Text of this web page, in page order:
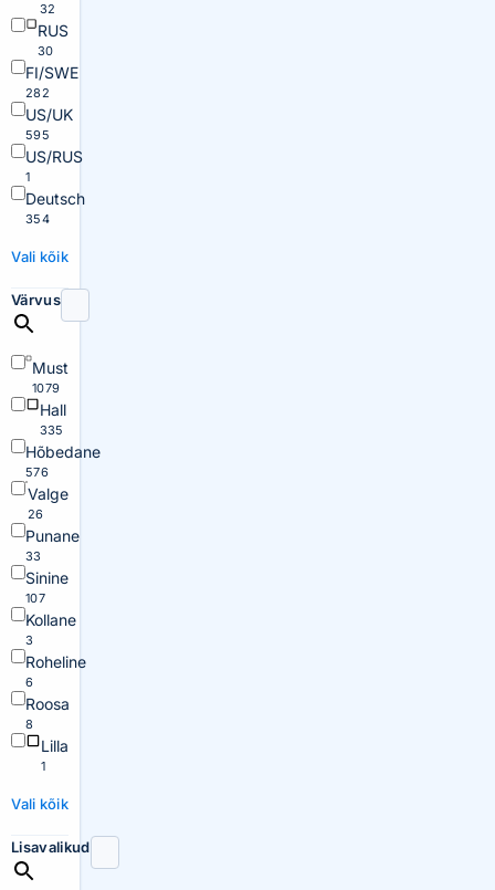
32
RUS
30
FI/SWE
282
US/UK
595
US/RUS
1
Deutsch
354
Vali kõik
Värvus
Must
1079
Hall
335
Hõbedane
576
Valge
26
Punane
33
Sinine
107
Kollane
3
Roheline
6
Roosa
8
Lilla
1
Vali kõik
Lisavalikud